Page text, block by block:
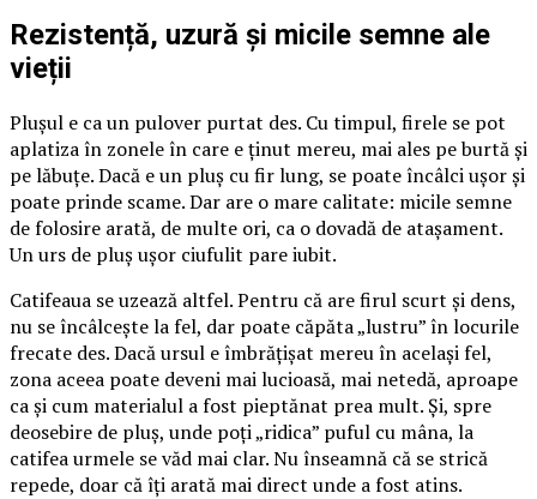
Rezistență, uzură și micile semne ale
vieții
Plușul e ca un pulover purtat des. Cu timpul, firele se pot
aplatiza în zonele în care e ținut mereu, mai ales pe burtă și
pe lăbuțe. Dacă e un pluș cu fir lung, se poate încâlci ușor și
poate prinde scame. Dar are o mare calitate: micile semne
de folosire arată, de multe ori, ca o dovadă de atașament.
Un urs de pluș ușor ciufulit pare iubit.
Catifeaua se uzează altfel. Pentru că are firul scurt și dens,
nu se încâlcește la fel, dar poate căpăta „lustru” în locurile
frecate des. Dacă ursul e îmbrățișat mereu în același fel,
zona aceea poate deveni mai lucioasă, mai netedă, aproape
ca și cum materialul a fost pieptănat prea mult. Și, spre
deosebire de pluș, unde poți „ridica” puful cu mâna, la
catifea urmele se văd mai clar. Nu înseamnă că se strică
repede, doar că îți arată mai direct unde a fost atins.